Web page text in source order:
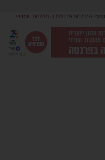
למדיניות פרטיותו-מדיניות שימוש.